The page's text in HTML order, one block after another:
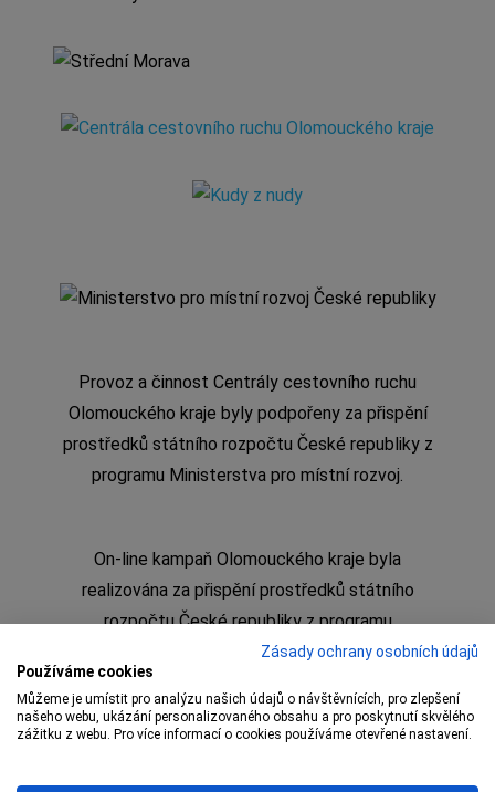
Provoz a činnost Centrály cestovního ruchu
Olomouckého kraje byly podpořeny za přispění
prostředků státního rozpočtu České republiky z
programu Ministerstva pro místní rozvoj.
On-line kampaň Olomouckého kraje byla
realizována za přispění prostředků státního
rozpočtu České republiky z programu
Ministerstva pro místní rozvojZásady ochrany osobních údajů
Používáme cookies
Můžeme je umístit pro analýzu našich údajů o návštěvnících, pro zlepšení
našeho webu, ukázání personalizovaného obsahu a pro poskytnutí skvělého
zážitku z webu. Pro více informací o cookies používáme otevřené nastavení.